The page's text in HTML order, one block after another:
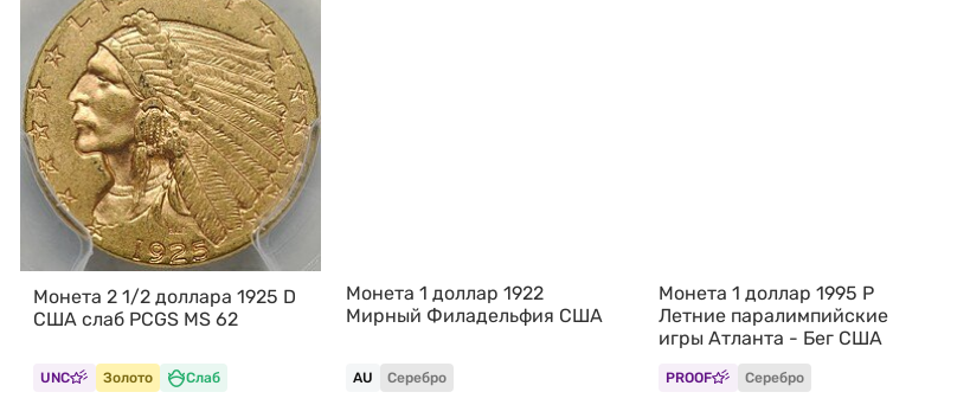
Монета 2 1/2 доллара 1925 D
США слаб PCGS MS 62
UNC Золото Слаб
Монета 1 доллар 1922
Мирный Филадельфия США
AU Серебро
Монета 1 доллар 1995 P
Летние паралимпийские
игры Атланта - Бег США
PROOF Серебро